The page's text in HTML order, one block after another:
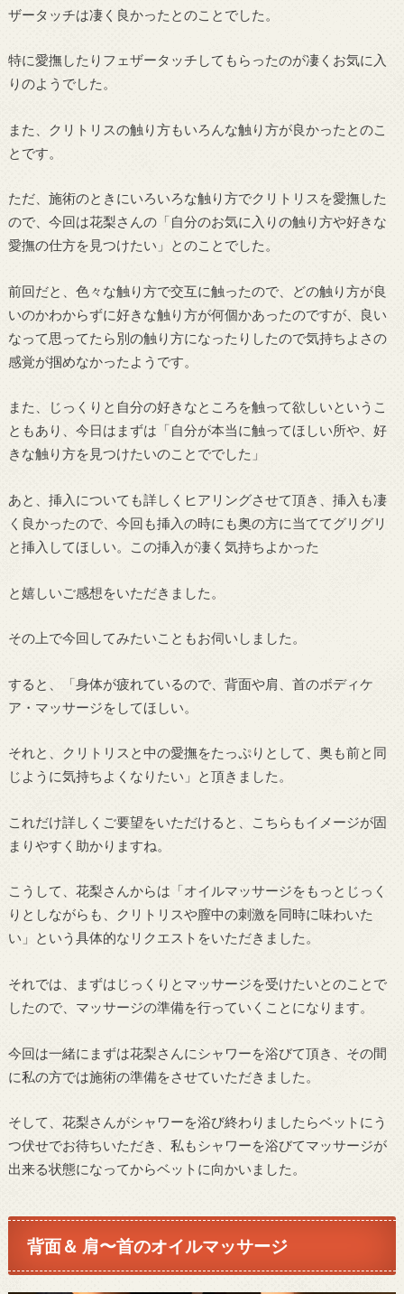
ザータッチは凄く良かったとのことでした。
特に愛撫したりフェザータッチしてもらったのが凄くお気に入
りのようでした。
また、クリトリスの触り方もいろんな触り方が良かったとのこ
とです。
ただ、施術のときにいろいろな触り方でクリトリスを愛撫した
ので、今回は花梨さんの「自分のお気に入りの触り方や好きな
愛撫の仕方を見つけたい」とのことでした。
前回だと、色々な触り方で交互に触ったので、どの触り方が良
いのかわからずに好きな触り方が何個かあったのですが、良い
なって思ってたら別の触り方になったりしたので気持ちよさの
感覚が掴めなかったようです。
また、じっくりと自分の好きなところを触って欲しいというこ
ともあり、今日はまずは「自分が本当に触ってほしい所や、好
きな触り方を見つけたいのことででした」
あと、挿入についても詳しくヒアリングさせて頂き、挿入も凄
く良かったので、今回も挿入の時にも奥の方に当ててグリグリ
と挿入してほしい。この挿入が凄く気持ちよかった
と嬉しいご感想をいただきました。
その上で今回してみたいこともお伺いしました。
すると、「身体が疲れているので、背面や肩、首のボディケ
ア・マッサージをしてほしい。
それと、クリトリスと中の愛撫をたっぷりとして、奥も前と同
じように気持ちよくなりたい」と頂きました。
これだけ詳しくご要望をいただけると、こちらもイメージが固
まりやすく助かりますね。
こうして、花梨さんからは「オイルマッサージをもっとじっく
りとしながらも、クリトリスや膣中の刺激を同時に味わいた
い」という具体的なリクエストをいただきました。
それでは、まずはじっくりとマッサージを受けたいとのことで
したので、マッサージの準備を行っていくことになります。
今回は一緒にまずは花梨さんにシャワーを浴びて頂き、その間
に私の方では施術の準備をさせていただきました。
そして、花梨さんがシャワーを浴び終わりましたらベットにう
つ伏せでお待ちいただき、私もシャワーを浴びてマッサージが
出来る状態になってからベットに向かいました。
背面＆ 肩〜首のオイルマッサージ